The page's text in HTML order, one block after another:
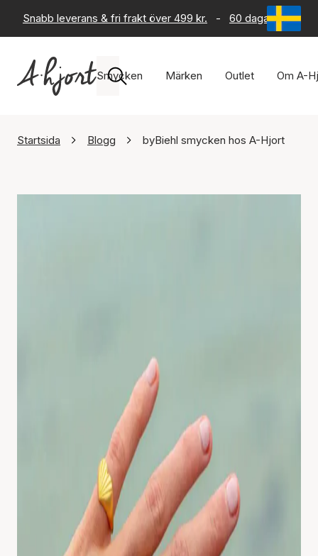
Snabb leverans & fri frakt över 499 kr. - 60 dagars
Smycken Märken Outlet Om A-
Startsida Blogg byBiehl smycken hos A-Hjort